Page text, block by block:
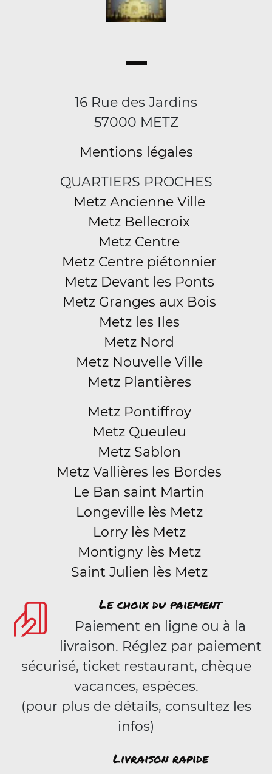
16 Rue des Jardins
57000 METZ
Mentions légales
QUARTIERS PROCHES
Metz Ancienne Ville
Metz Bellecroix
Metz Centre
Metz Centre piétonnier
Metz Devant les Ponts
Metz Granges aux Bois
Metz les Iles
Metz Nord
Metz Nouvelle Ville
Metz Plantières
Metz Pontiffroy
Metz Queuleu
Metz Sablon
Metz Vallières les Bordes
Le Ban saint Martin
Longeville lès Metz
Lorry lès Metz
Montigny lès Metz
Saint Julien lès Metz
Le choix du paiement
Paiement en ligne ou à la
livraison. Réglez par paiement
sécurisé, ticket restaurant, chèque
vacances, espèces.
(pour plus de détails, consultez les
infos)
Livraison rapide